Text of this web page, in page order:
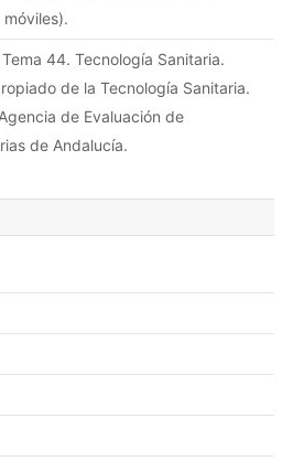
Tema 44. Tecnología Sanitaria.
de la Tecnología Sanitaria.
de Evaluación de
de Andalucía.